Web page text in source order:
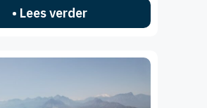
• Lees verder